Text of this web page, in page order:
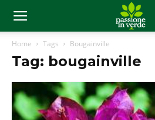
Home Tags Bougainville
Tag: bougainville